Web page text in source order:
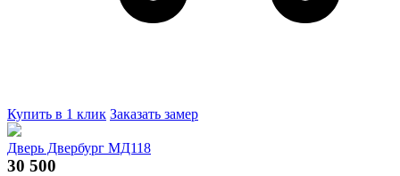
Купить в 1 клик Заказать замер
Дверь Двербург МД118
30 500